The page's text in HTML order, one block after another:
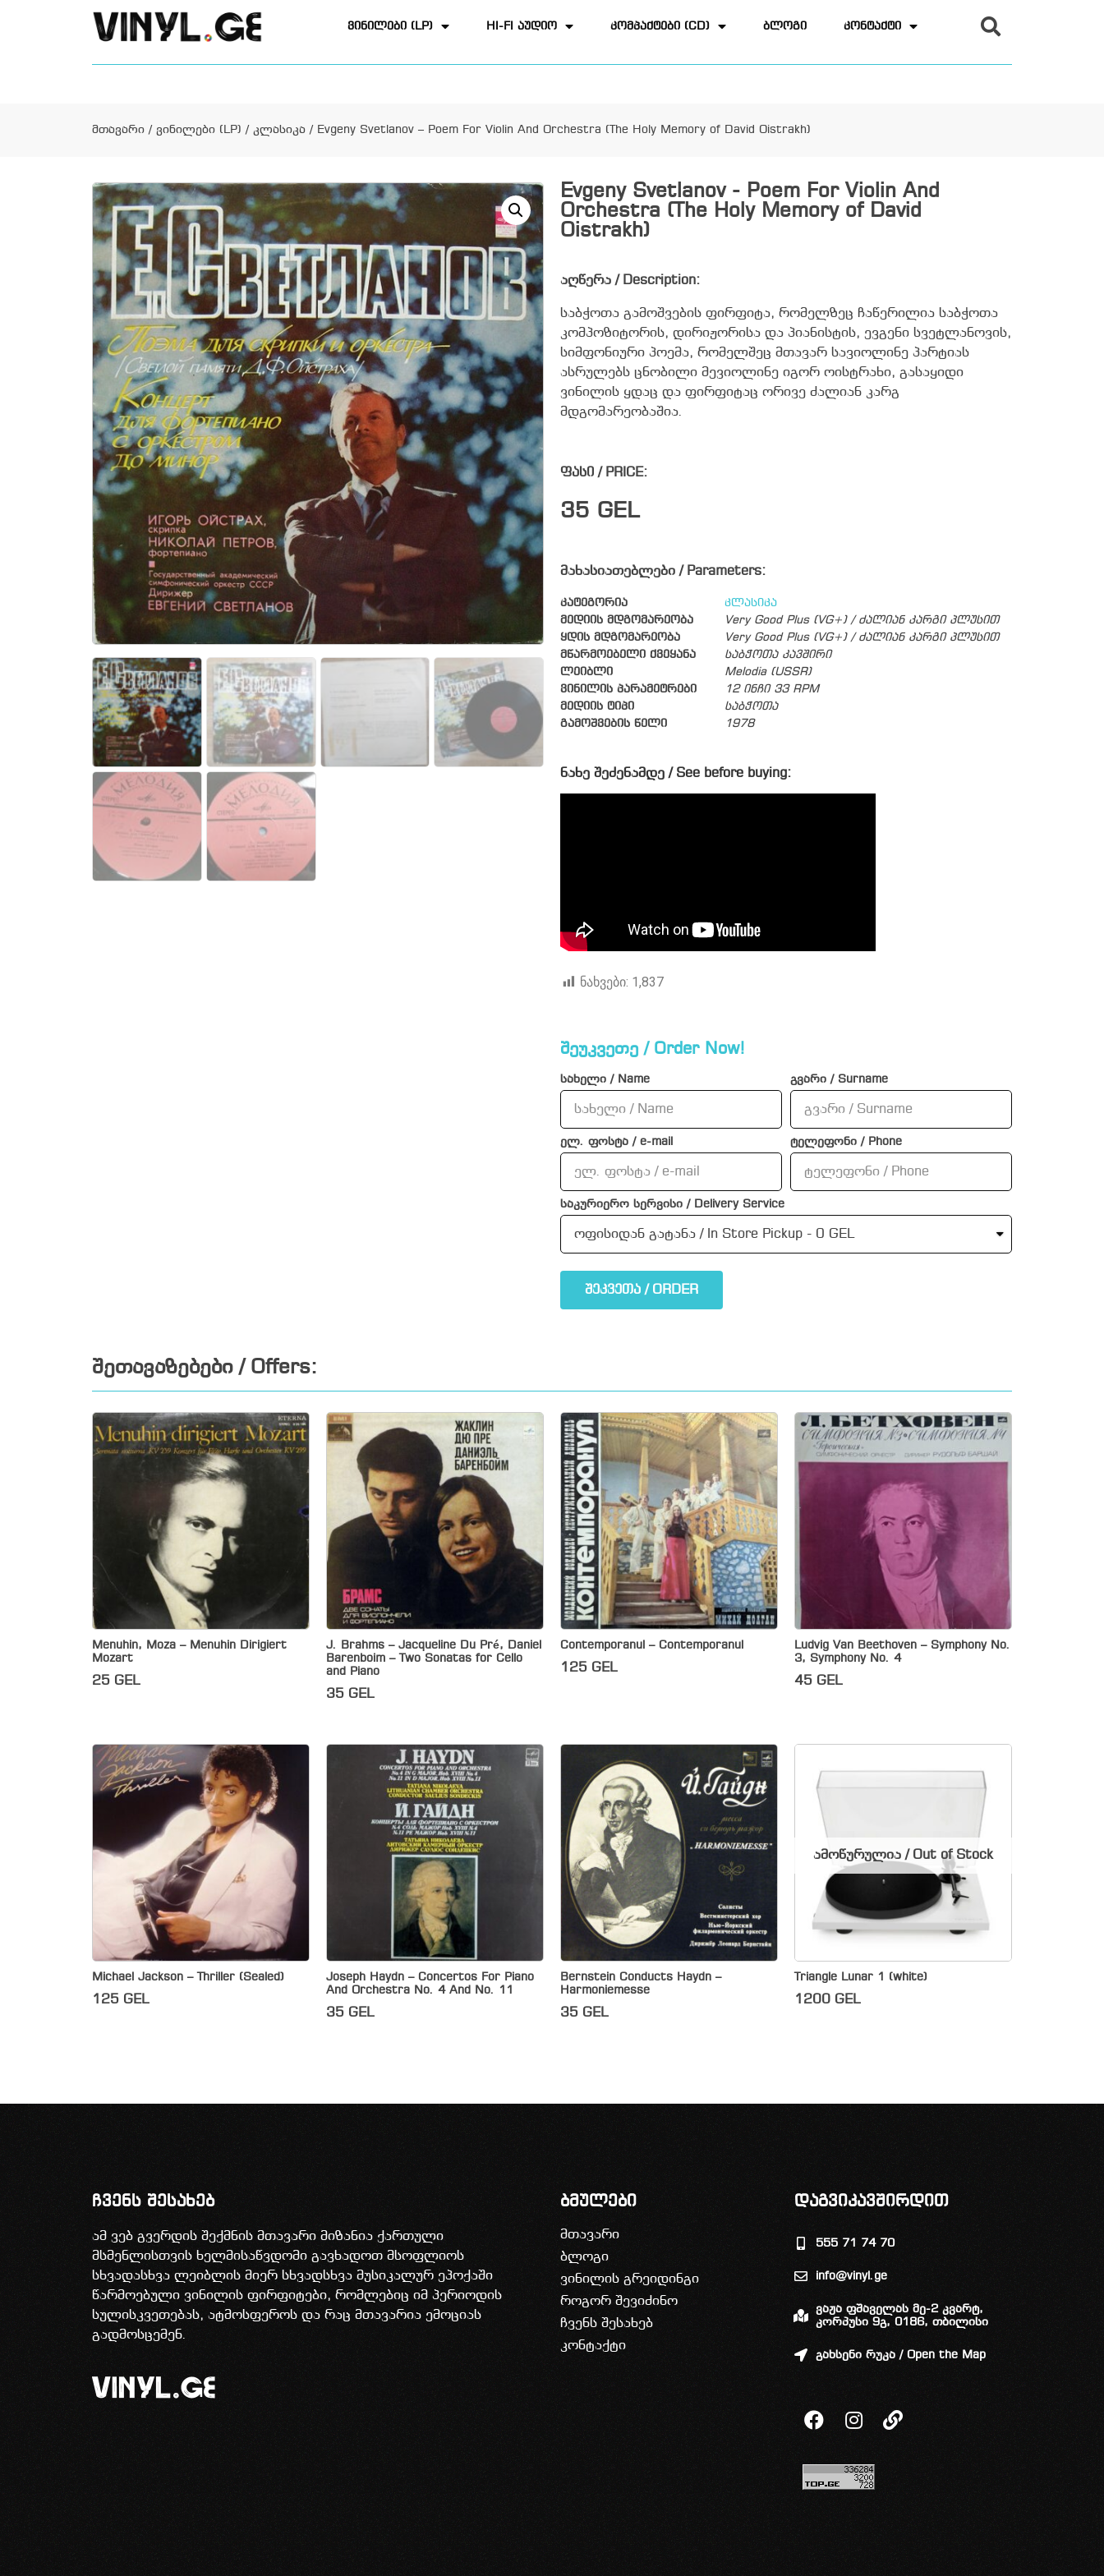
ვინილები (LP) HI-FI აუდიო კომპაქტები (CD) ბლოგი კონტაქტი
მთავარი / ვინილები (LP) / კლასიკა / Evgeny Svetlanov – Poem For Violin And Orchestra (The Holy Memory of David Oistrakh)
Evgeny Svetlanov - Poem For Violin And
Orchestra (The Holy Memory of David
Oistrakh)
აღწერა / Description:
საბჭოთა გამოშვების ფირფიტა, რომელზეც ჩაწერილია საბჭოთა
კომპოზიტორის, დირიჟორისა და პიანისტის, ევგენი სვეტლანოვის,
სიმფონიური პოემა, რომელშეც მთავარ სავიოლინე პარტიას
ასრულებს ცნობილი მევიოლინე იგორ ოისტრახი, გასაყიდი
ვინილის ყდაც და ფირფიტაც ორივე ძალიან კარგ
მდგომარეობაშია.
ფასი / PRICE:
35 GEL
მახასიათებლები / Parameters:
კატეგორია
კლასიკა
მედიის მდგომარეობა
Very Good Plus (VG+) / ძალიან კარგი პლუსით
ყდის მდგომარეობა
Very Good Plus (VG+) / ძალიან კარგი პლუსით
მწარმოებელი ქვეყანა
საბჭოთა კავშირი
ლეიბლი
Melodia (USSR)
ვინილის პარამეტრები
12 ინჩი 33 RPM
მედიის ტიპი
საბჭოთა
გამოშვების წელი
1978
ნახე შეძენამდე / See before buying:
ნახვები: 1,837
შეუკვეთე / Order Now!
სახელი / Name გვარი / Surname
ელ. ფოსტა / e-mail ტელეფონი / Phone
საკურიერო სერვისი / Delivery Service
შეკვეთა / ORDER
შეთავაზებები / Offers:
Menuhin, Moza – Menuhin Dirigiert
Mozart
25 GEL
J. Brahms – Jacqueline Du Pré, Daniel
Barenboim – Two Sonatas for Cello
and Piano
35 GEL
Contemporanul – Contemporanul
125 GEL
Ludvig Van Beethoven – Symphony No.
3, Symphony No. 4
45 GEL
Michael Jackson – Thriller (Sealed)
125 GEL
Joseph Haydn – Concertos For Piano
And Orchestra No. 4 And No. 11
35 GEL
Bernstein Conducts Haydn –
Harmoniemesse
35 GEL
Triangle Lunar 1 (white)
1200 GEL
ამოწურულია / Out of Stock
ჩვენს შესახებ
ამ ვებ გვერდის შექმნის მთავარი მიზანია ქართული
მსმენლისთვის ხელმისაწვდომი გავხადოთ მსოფლიოს
სხვადასხვა ლეიბლის მიერ სხვადსხვა მუსიკალურ ეპოქაში
წარმოებული ვინილის ფირფიტები, რომლებიც იმ პერიოდის
სულისკვეთებას, ატმოსფეროს და რაც მთავარია ემოციას
გადმოსცემენ.
ბმულები
მთავარი
ბლოგი
ვინილის გრეიდინგი
როგორ შევიძინო
ჩვენს შესახებ
კონტაქტი
დაგვიკავშირდით
555 71 74 70
info@vinyl.ge
ვაჟა ფშაველას მე-2 კვარტ,
კორპუსი 9გ, 0186, თბილისი
გახსენი რუკა / Open the Map